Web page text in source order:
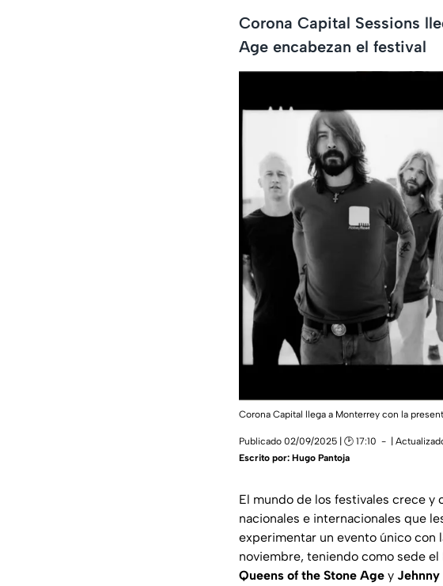
Corona Capital Sessions
Age encabezan el festival
Corona Capital llega a Monterrey con la
Publicado 02/09/2025 | 🕑 17:10 |
Escrito por: Hugo Pantoja
El mundo de los festivales crece y
nacionales e internacionales que
experimentar un evento único con
noviembre, teniendo como sede
Queens of the Stone Age y Jehnny